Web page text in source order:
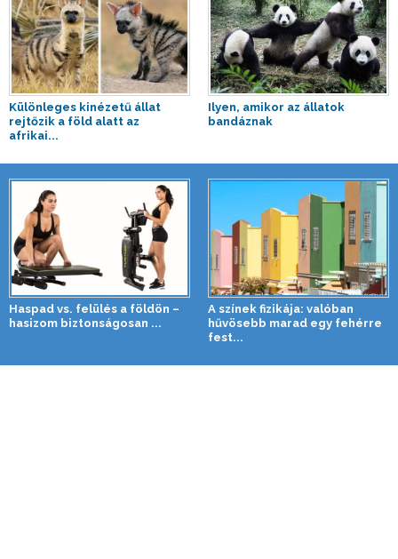
Különleges kinézetű állat
rejtőzik a föld alatt az
afrikai...
Ilyen, amikor az állatok
bandáznak
Haspad vs. felülés a földön –
hasizom biztonságosan ...
A színek fizikája: valóban
hűvösebb marad egy fehérre
fest...